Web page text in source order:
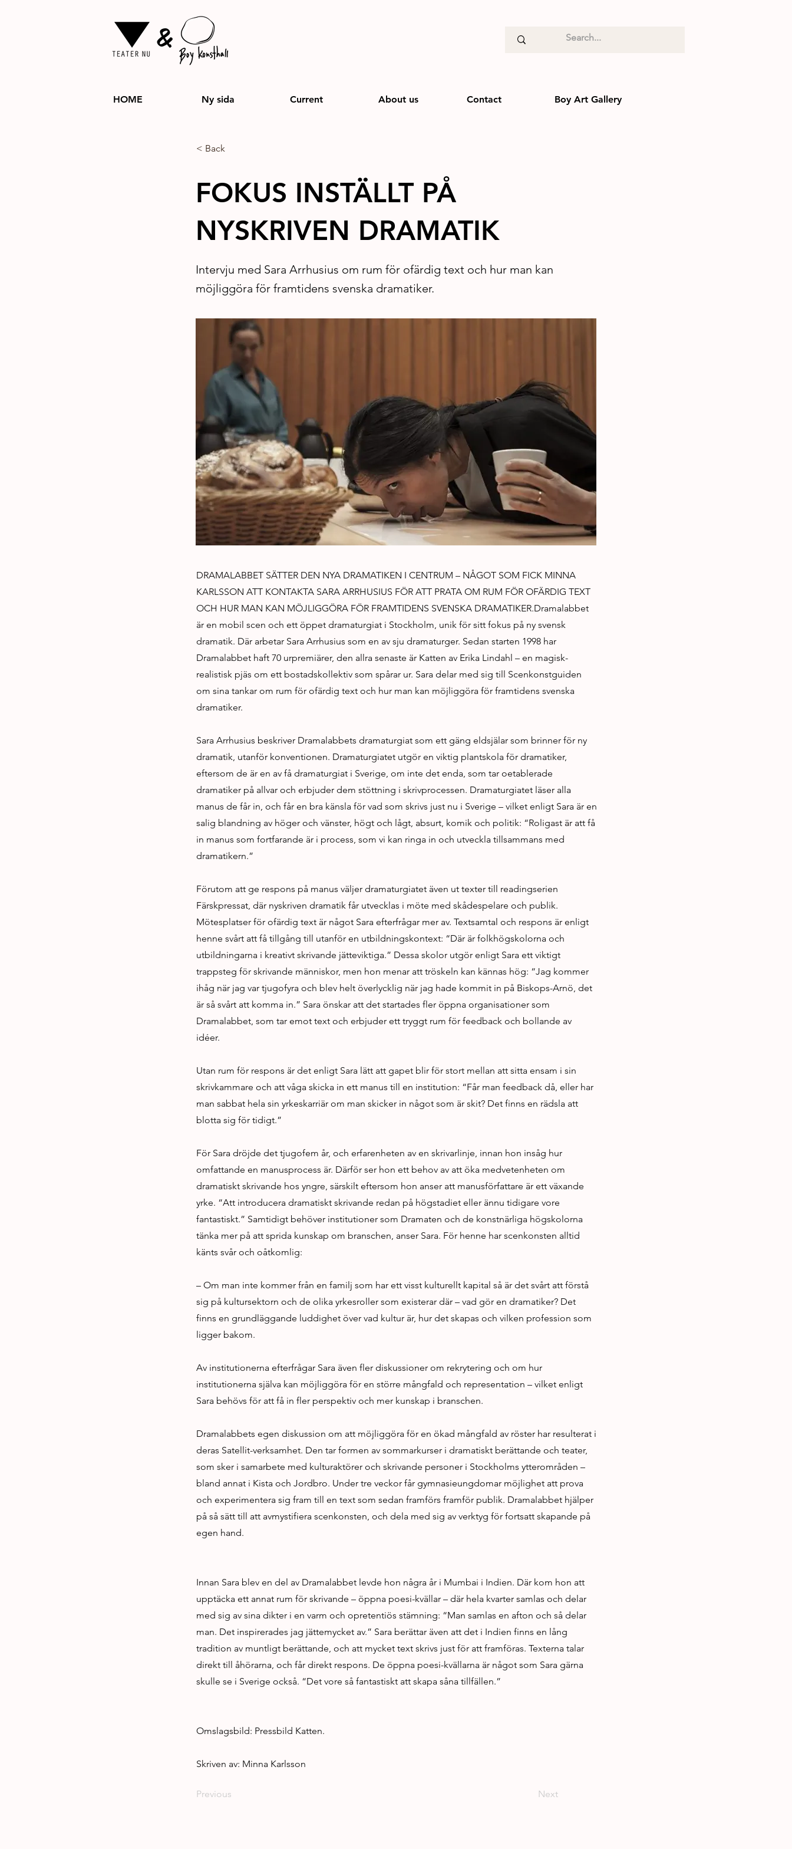
&
HOME Ny sida Current About us Contact Boy Art Gallery
< Back
FOKUS INSTÄLLT PÅ
NYSKRIVEN DRAMATIK
Intervju med Sara Arrhusius om rum för ofärdig text och hur man kan
möjliggöra för framtidens svenska dramatiker.
DRAMALABBET SÄTTER DEN NYA DRAMATIKEN I CENTRUM – NÅGOT SOM FICK MINNA
KARLSSON ATT KONTAKTA SARA ARRHUSIUS FÖR ATT PRATA OM RUM FÖR OFÄRDIG TEXT
OCH HUR MAN KAN MÖJLIGGÖRA FÖR FRAMTIDENS SVENSKA DRAMATIKER.Dramalabbet
är en mobil scen och ett öppet dramaturgiat i Stockholm, unik för sitt fokus på ny svensk
dramatik. Där arbetar Sara Arrhusius som en av sju dramaturger. Sedan starten 1998 har
Dramalabbet haft 70 urpremiärer, den allra senaste är Katten av Erika Lindahl – en magisk-
realistisk pjäs om ett bostadskollektiv som spårar ur. Sara delar med sig till Scenkonstguiden
om sina tankar om rum för ofärdig text och hur man kan möjliggöra för framtidens svenska
dramatiker.
Sara Arrhusius beskriver Dramalabbets dramaturgiat som ett gäng eldsjälar som brinner för ny
dramatik, utanför konventionen. Dramaturgiatet utgör en viktig plantskola för dramatiker,
eftersom de är en av få dramaturgiat i Sverige, om inte det enda, som tar oetablerade
dramatiker på allvar och erbjuder dem stöttning i skrivprocessen. Dramaturgiatet läser alla
manus de får in, och får en bra känsla för vad som skrivs just nu i Sverige – vilket enligt Sara är en
salig blandning av höger och vänster, högt och lågt, absurt, komik och politik: “Roligast är att få
in manus som fortfarande är i process, som vi kan ringa in och utveckla tillsammans med
dramatikern.”
Förutom att ge respons på manus väljer dramaturgiatet även ut texter till readingserien
Färskpressat, där nyskriven dramatik får utvecklas i möte med skådespelare och publik.
Mötesplatser för ofärdig text är något Sara efterfrågar mer av. Textsamtal och respons är enligt
henne svårt att få tillgång till utanför en utbildningskontext: “Där är folkhögskolorna och
utbildningarna i kreativt skrivande jätteviktiga.” Dessa skolor utgör enligt Sara ett viktigt
trappsteg för skrivande människor, men hon menar att tröskeln kan kännas hög: “Jag kommer
ihåg när jag var tjugofyra och blev helt överlycklig när jag hade kommit in på Biskops-Arnö, det
är så svårt att komma in.” Sara önskar att det startades fler öppna organisationer som
Dramalabbet, som tar emot text och erbjuder ett tryggt rum för feedback och bollande av
idéer.
Utan rum för respons är det enligt Sara lätt att gapet blir för stort mellan att sitta ensam i sin
skrivkammare och att våga skicka in ett manus till en institution: “Får man feedback då, eller har
man sabbat hela sin yrkeskarriär om man skicker in något som är skit? Det finns en rädsla att
blotta sig för tidigt.”
För Sara dröjde det tjugofem år, och erfarenheten av en skrivarlinje, innan hon insåg hur
omfattande en manusprocess är. Därför ser hon ett behov av att öka medvetenheten om
dramatiskt skrivande hos yngre, särskilt eftersom hon anser att manusförfattare är ett växande
yrke. “Att introducera dramatiskt skrivande redan på högstadiet eller ännu tidigare vore
fantastiskt.” Samtidigt behöver institutioner som Dramaten och de konstnärliga högskolorna
tänka mer på att sprida kunskap om branschen, anser Sara. För henne har scenkonsten alltid
känts svår och oåtkomlig:
– Om man inte kommer från en familj som har ett visst kulturellt kapital så är det svårt att förstå
sig på kultursektorn och de olika yrkesroller som existerar där – vad gör en dramatiker? Det
finns en grundläggande luddighet över vad kultur är, hur det skapas och vilken profession som
ligger bakom.
Av institutionerna efterfrågar Sara även fler diskussioner om rekrytering och om hur
institutionerna själva kan möjliggöra för en större mångfald och representation – vilket enligt
Sara behövs för att få in fler perspektiv och mer kunskap i branschen.
Dramalabbets egen diskussion om att möjliggöra för en ökad mångfald av röster har resulterat i
deras Satellit-verksamhet. Den tar formen av sommarkurser i dramatiskt berättande och teater,
som sker i samarbete med kulturaktörer och skrivande personer i Stockholms ytterområden –
bland annat i Kista och Jordbro. Under tre veckor får gymnasieungdomar möjlighet att prova
och experimentera sig fram till en text som sedan framförs framför publik. Dramalabbet hjälper
på så sätt till att avmystifiera scenkonsten, och dela med sig av verktyg för fortsatt skapande på
egen hand.
Innan Sara blev en del av Dramalabbet levde hon några år i Mumbai i Indien. Där kom hon att
upptäcka ett annat rum för skrivande – öppna poesi-kvällar – där hela kvarter samlas och delar
med sig av sina dikter i en varm och opretentiös stämning: “Man samlas en afton och så delar
man. Det inspirerades jag jättemycket av.” Sara berättar även att det i Indien finns en lång
tradition av muntligt berättande, och att mycket text skrivs just för att framföras. Texterna talar
direkt till åhörarna, och får direkt respons. De öppna poesi-kvällarna är något som Sara gärna
skulle se i Sverige också. “Det vore så fantastiskt att skapa såna tillfällen.”
Omslagsbild: Pressbild Katten.
Skriven av: Minna Karlsson
Previous Next